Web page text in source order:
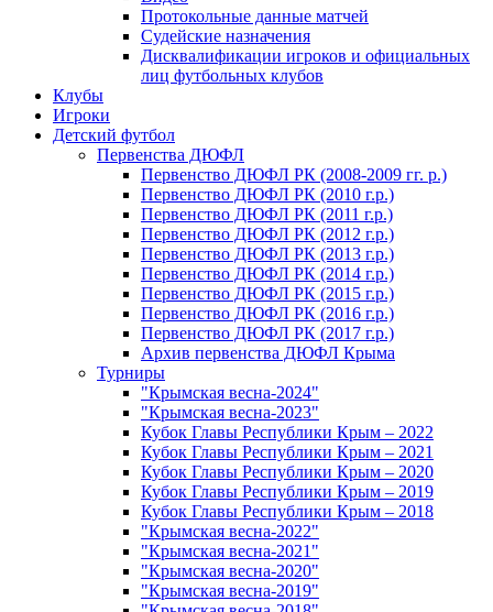
Протокольные данные матчей
Судейские назначения
Дисквалификации игроков и официальных
лиц футбольных клубов
Клубы
Игроки
Детский футбол
Первенства ДЮФЛ
Первенство ДЮФЛ РК (2008-2009 гг. р.)
Первенство ДЮФЛ РК (2010 г.р.)
Первенство ДЮФЛ РК (2011 г.р.)
Первенство ДЮФЛ РК (2012 г.р.)
Первенство ДЮФЛ РК (2013 г.р.)
Первенство ДЮФЛ РК (2014 г.р.)
Первенство ДЮФЛ РК (2015 г.р.)
Первенство ДЮФЛ РК (2016 г.р.)
Первенство ДЮФЛ РК (2017 г.р.)
Архив первенства ДЮФЛ Крыма
Турниры
"Крымская весна-2024"
"Крымская весна-2023"
Кубок Главы Республики Крым – 2022
Кубок Главы Республики Крым – 2021
Кубок Главы Республики Крым – 2020
Кубок Главы Республики Крым – 2019
Кубок Главы Республики Крым – 2018
"Крымская весна-2022"
"Крымская весна-2021"
"Крымская весна-2020"
"Крымская весна-2019"